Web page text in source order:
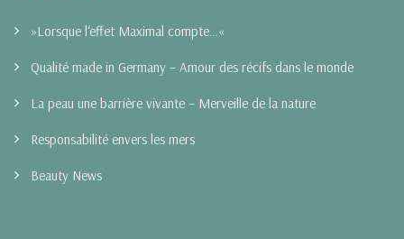
»Lorsque l‘effet Maximal compte…«
Qualité made in Germany – Amour des récifs dans le monde
La peau une barrière vivante – Merveille de la nature
Responsabilité envers les mers
Beauty News